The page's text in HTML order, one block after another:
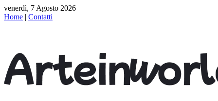
venerdì, 7 Agosto 2026
Home | Contatti